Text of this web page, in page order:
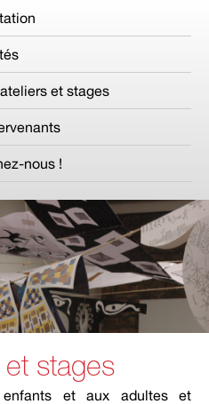
et stages
nous !
et stages
enfants et aux adultes et